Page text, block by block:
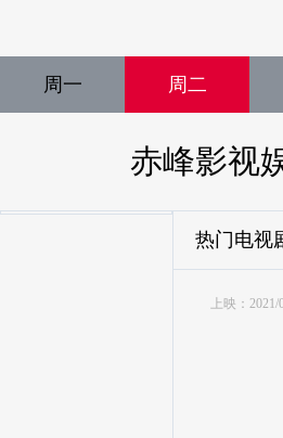
周一 周二
赤峰影视
热门电视
上映：2021/